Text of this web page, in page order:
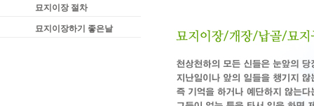
묘지이장 절차
묘지이장하기 좋은날